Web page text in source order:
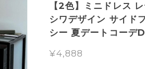
【2色】ミニドレス
シワデザイン サイド
シー 夏デートコー
¥4,888